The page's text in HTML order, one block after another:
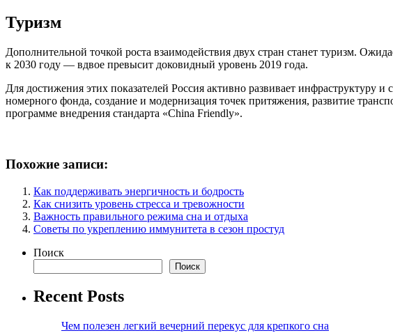
Туризм
Дополнительной точкой роста взаимодействия двух стран станет туризм.
к 2030 году — вдвое превысит доковидный уровень 2019 года.
Для достижения этих показателей Россия активно развивает инфраструктуру
номерного фонда, создание и модернизация точек притяжения, развитие
программе внедрения стандарта «China Friendly».
Похожие записи:
Как поддерживать энергичность и бодрость
Как снизить уровень стресса и тревожности
Важность правильного режима сна и отдыха
Советы по укреплению иммунитета в сезон простуд
Поиск
Поиск
Recent Posts
Чем полезен легкий вечерний перекус для крепкого сна